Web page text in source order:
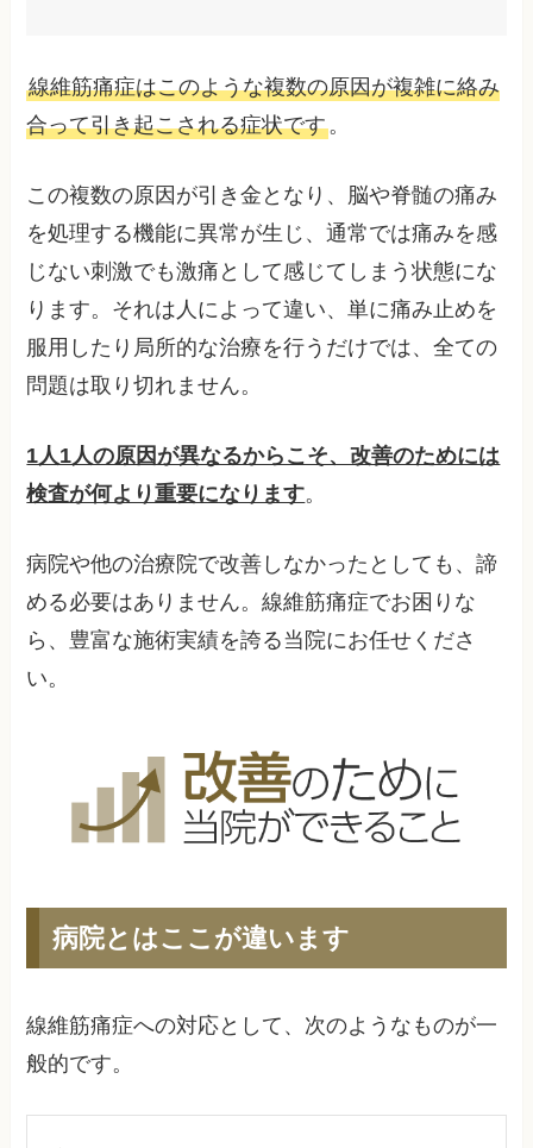
線維筋痛症はこのような複数の原因が複雑に絡み
合って引き起こされる症状です。
この複数の原因が引き金となり、脳や脊髄の痛み
を処理する機能に異常が生じ、通常では痛みを感
じない刺激でも激痛として感じてしまう状態にな
ります。それは人によって違い、単に痛み止めを
服用したり局所的な治療を行うだけでは、全ての
問題は取り切れません。
1人1人の原因が異なるからこそ、改善のためには
検査が何より重要になります。
病院や他の治療院で改善しなかったとしても、諦
める必要はありません。線維筋痛症でお困りな
ら、豊富な施術実績を誇る当院にお任せくださ
い。
病院とはここが違います
線維筋痛症への対応として、次のようなものが一
般的です。